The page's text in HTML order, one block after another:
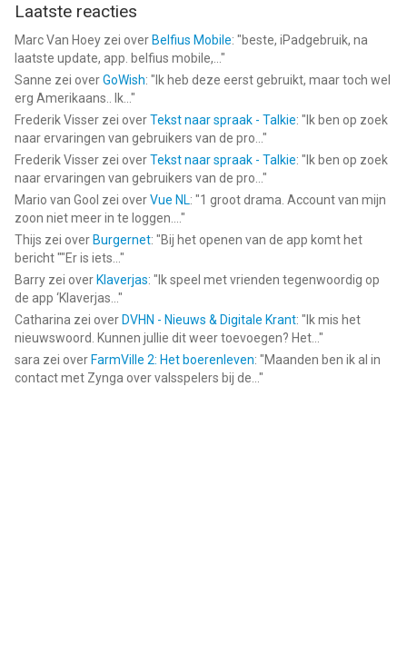
Laatste reacties
Marc Van Hoey zei over Belfius Mobile: "beste, iPadgebruik, na
laatste update, app. belfius mobile,... "
Sanne zei overGoWish: " Ik heb deze eerst gebruikt, maar toch wel
erg Amerikaans.. Ik... "
Frederik Visser zei overTekst naar spraak - Talkie: " Ik ben op zoek
naar ervaringen van gebruikers van de pro... "
Frederik Visser zei overTekst naar spraak - Talkie: " Ik ben op zoek
naar ervaringen van gebruikers van de pro... "
Mario van Gool zei overVue NL: "1 groot drama. Account van mijn
zoon niet meer in te loggen.... "
Thijs zei over Burgernet: "Bij het openen van de app komt het
bericht ""Er is iets... "
Barry zei over Klaverjas: " Ik speel met vrienden tegenwoordig op
de app ‘Klaverjas... "
Catharina zei over DVHN - Nieuws & Digitale Krant: " Ik mis het
nieuwswoord. Kunnen jullie dit weer toevoegen? Het... "
sara zei over FarmVille 2: Het boerenleven: "Maanden ben ik al in
contact met Zynga over valsspelers bij de... "